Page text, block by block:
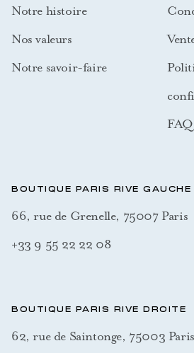
Notre histoire
Nos valeurs
Notre savoir-faire
FAQ
BOUTIQUE PARIS RIVE GAUCHE
66, rue de Grenelle, 75007 Paris
+33 9 55 22 22 08
BOUTIQUE PARIS RIVE DROITE
62, rue de Saintonge, 75003 Paris